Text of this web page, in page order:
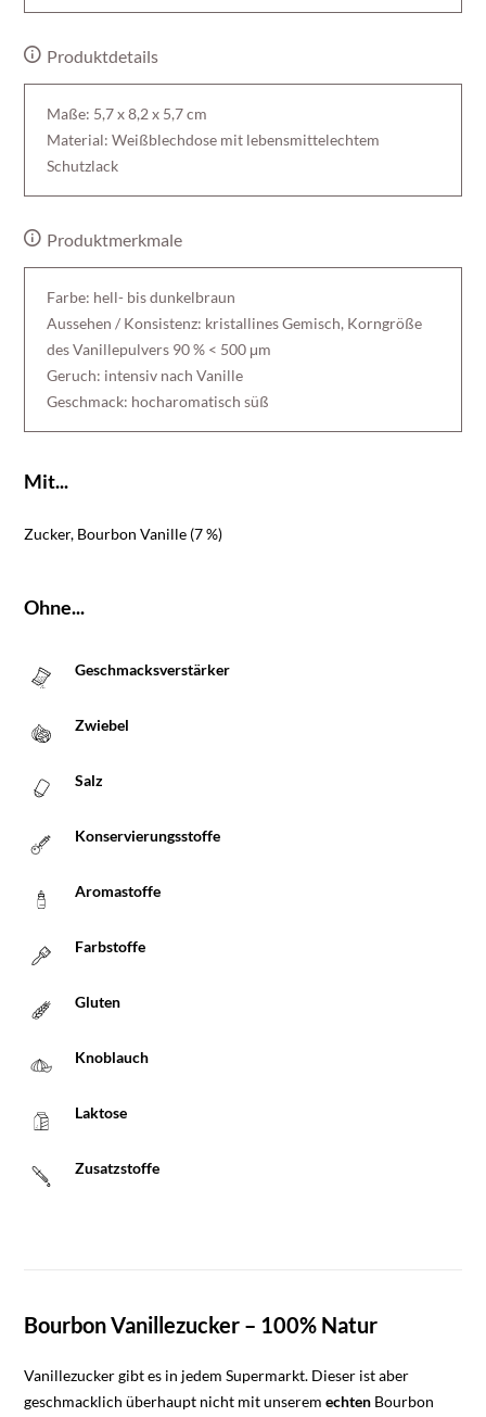
Bourbon Vanillezucker – 100% Natur
Vanillezucker gibt es in jedem Supermarkt. Dieser ist aber
geschmacklich überhaupt nicht mit unseremechten Bourbon
Produktdetails
Maße: 5,7 x 8,2 x 5,7 cm
Material: Weißblechdose mit lebensmittelechtem
Schutzlack
Produktmerkmale
Farbe: hell- bis dunkelbraun
Aussehen / Konsistenz: kristallines Gemisch, Korngröße
des Vanillepulvers 90 % < 500 μm
Geruch: intensiv nach Vanille
Geschmack: hocharomatisch süß
Mit...
Zucker, Bourbon Vanille (7 %)
Ohne...
Geschmacksverstärker
Zwiebel
Salz
Konservierungsstoffe
Aromastoffe
Farbstoffe
Gluten
Knoblauch
Laktose
Zusatzstoffe